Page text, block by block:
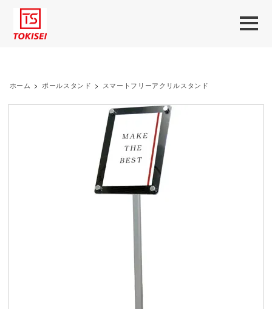
ホーム > ポールスタンド > スマートフリーアクリルスタンド